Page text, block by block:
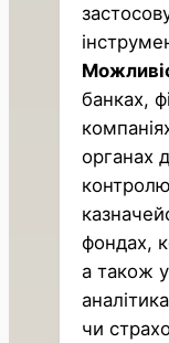
банках,
органах
фондах,
а також у
чи